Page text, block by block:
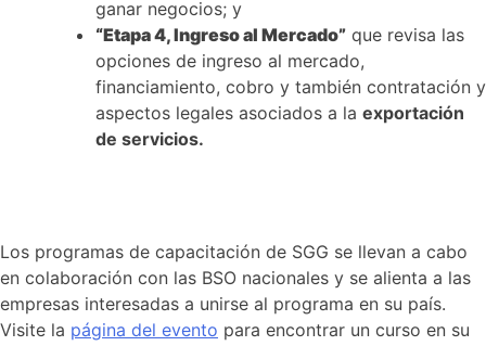
ganar negocios; y
“Etapa 4, Ingreso al Mercado” que revisa las
opciones de ingreso al mercado,
financiamiento, cobro y también contratación y
aspectos legales asociados a la exportación
de servicios.
Los programas de capacitación de SGG se llevan a cabo
en colaboración con las BSO nacionales y se alienta a las
empresas interesadas a unirse al programa en su país.
Visite la página del evento para encontrar un curso en su